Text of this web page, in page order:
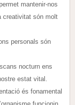
mantenir-nos
creativitat són molt
personals són
nocturn ens
estat vital.
és fonamental